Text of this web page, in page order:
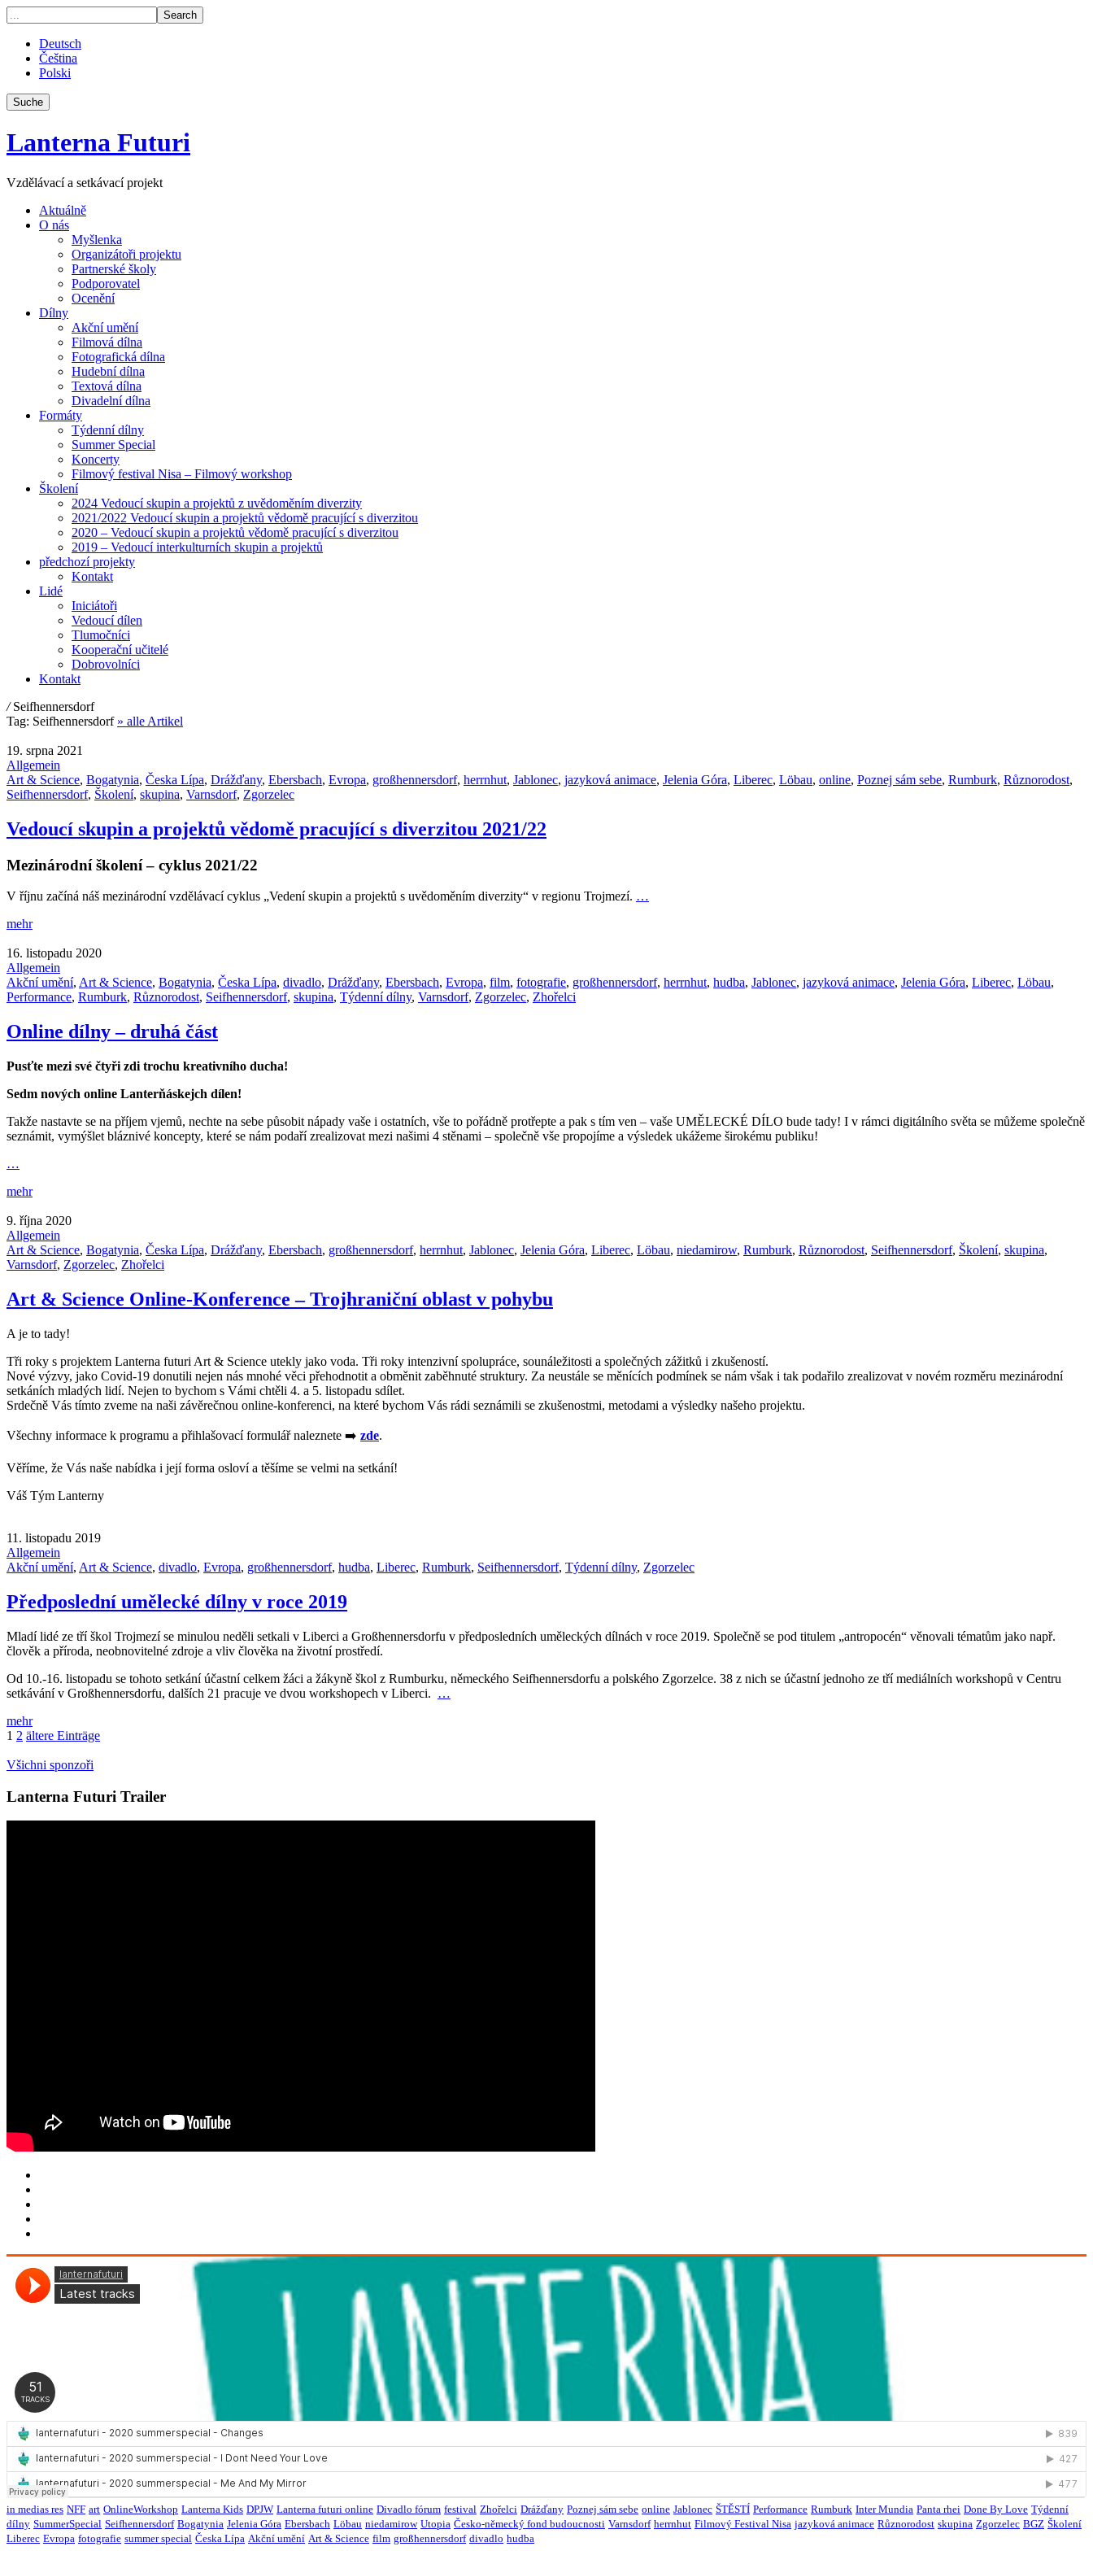
Deutsch
Čeština
Polski
Suche
Lanterna Futuri
Vzdělávací a setkávací projekt
Aktuálně
O nás
Myšlenka
Organizátoři projektu
Partnerské školy
Podporovatel
Ocenění
Dílny
Akční umění
Filmová dílna
Fotografická dílna
Hudební dílna
Textová dílna
Divadelní dílna
Formáty
Týdenní dílny
Summer Special
Koncerty
Filmový festival Nisa – Filmový workshop
Školení
2024 Vedoucí skupin a projektů z uvědoměním diverzity
2021/2022 Vedoucí skupin a projektů vědomě pracující s diverzitou
2020 – Vedoucí skupin a projektů vědomě pracující s diverzitou
2019 – Vedoucí interkulturních skupin a projektů
předchozí projekty
Kontakt
Lidé
Iniciátoři
Vedoucí dílen
Tlumočníci
Kooperační učitelé
Dobrovolníci
Kontakt
/ Seifhennersdorf
Tag: Seifhennersdorf » alle Artikel
19. srpna 2021
Allgemein
Art & Science, Bogatynia, Česka Lípa, Drážďany, Ebersbach, Evropa, großhennersdorf, herrnhut, Jablonec, jazyková animace, Jelenia Góra, Liberec, Löbau, online, Poznej sám sebe, Rumburk, Různorodost,
Seifhennersdorf, Školení, skupina, Varnsdorf, Zgorzelec
Vedoucí skupin a projektů vědomě pracující s diverzitou 2021/22
Mezinárodní školení – cyklus 2021/22
V říjnu začíná náš mezinárodní vzdělávací cyklus „Vedení skupin a projektů s uvědoměním diverzity“ v regionu Trojmezí. …
mehr
16. listopadu 2020
Allgemein
Akční umění, Art & Science, Bogatynia, Česka Lípa, divadlo, Drážďany, Ebersbach, Evropa, film, fotografie, großhennersdorf, herrnhut, hudba, Jablonec, jazyková animace, Jelenia Góra, Liberec, Löbau,
Performance, Rumburk, Různorodost, Seifhennersdorf, skupina, Týdenní dílny, Varnsdorf, Zgorzelec, Zhořelci
Online dílny – druhá část
Pusťte mezi své čtyři zdi trochu kreativního ducha!
Sedm nových online Lanterňáskejch dílen!
Takže nastavte se na příjem vjemů, nechte na sebe působit nápady vaše i ostatních, vše to pořádně protřepte a pak s tím ven – vaše UMĚLECKÉ DÍLO bude tady! I v rámci digitálního světa se můžeme společně
seznámit, vymýšlet bláznivé koncepty, které se nám podaří zrealizovat mezi našimi 4 stěnami – společně vše propojíme a výsledek ukážeme širokému publiku!
…
mehr
9. října 2020
Allgemein
Art & Science, Bogatynia, Česka Lípa, Drážďany, Ebersbach, großhennersdorf, herrnhut, Jablonec, Jelenia Góra, Liberec, Löbau, niedamirow, Rumburk, Různorodost, Seifhennersdorf, Školení, skupina,
Varnsdorf, Zgorzelec, Zhořelci
Art & Science Online-Konference – Trojhraniční oblast v pohybu
A je to tady!
Tři roky s projektem Lanterna futuri Art & Science utekly jako voda. Tři roky intenzivní spolupráce, sounáležitosti a společných zážitků i zkušeností.
Nové výzvy, jako Covid-19 donutili nejen nás mnohé věci přehodnotit a obměnit zaběhnuté struktury. Za neustále se měnících podmínek se nám však i tak podařilo zrealizovat v novém rozměru mezinárodní
setkáních mladých lidí. Nejen to bychom s Vámi chtěli 4. a 5. listopadu sdílet.
Srdečně Vás tímto zveme na naši závěrečnou online-konferenci, na které bychom Vás rádi seznámili se zkušenostmi, metodami a výsledky našeho projektu.
Všechny informace k programu a přihlašovací formulář naleznete ➡️ zde.
Věříme, že Vás naše nabídka i její forma osloví a těšíme se velmi na setkání!
Váš Tým Lanterny
11. listopadu 2019
Allgemein
Akční umění, Art & Science, divadlo, Evropa, großhennersdorf, hudba, Liberec, Rumburk, Seifhennersdorf, Týdenní dílny, Zgorzelec
Předposlední umělecké dílny v roce 2019
Mladí lidé ze tří škol Trojmezí se minulou neděli setkali v Liberci a Großhennersdorfu v předposledních uměleckých dílnách v roce 2019. Společně se pod titulem „antropocén“ věnovali tématům jako např.
člověk a příroda, neobnovitelné zdroje a vliv člověka na životní prostředí.
Od 10.-16. listopadu se tohoto setkání účastní celkem žáci a žákyně škol z Rumburku, německého Seifhennersdorfu a polského Zgorzelce. 38 z nich se účastní jednoho ze tří mediálních workshopů v Centru
setkávání v Großhennersdorfu, dalších 21 pracuje ve dvou workshopech v Liberci. …
mehr
1 2 ältere Einträge
Všichni sponzoři
Lanterna Futuri Trailer
in medias res NFF art OnlineWorkshop Lanterna Kids DPJW Lanterna futuri online Divadlo fórum festival Zhořelci Drážďany Poznej sám sebe online Jablonec ŠTĚSTÍ Performance Rumburk Inter Mundia Panta rhei Done By Love Týdenní
dílny SummerSpecial Seifhennersdorf Bogatynia Jelenia Góra Ebersbach Löbau niedamirow Utopia Česko-německý fond budoucnosti Varnsdorf herrnhut Filmový Festival Nisa jazyková animace Různorodost skupina Zgorzelec BGZ Školení
Liberec Evropa fotografie summer special Česka Lípa Akční umění Art & Science film großhennersdorf divadlo hudba